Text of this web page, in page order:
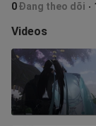
0Đang theo dõi
Videos
Tiếng Việt
Bahasa Melayu